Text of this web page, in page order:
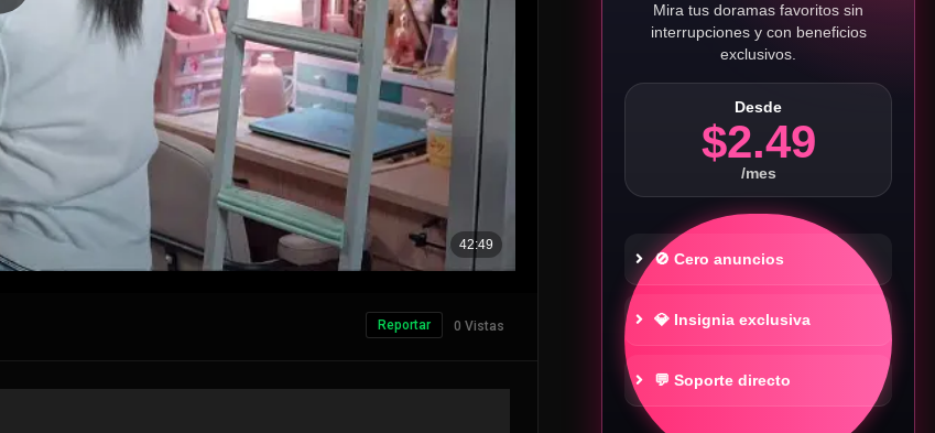
0 Vistas
Reportar
Mira tus doramas favoritos sin
interrupciones y con beneficios
exclusivos.
Desde
$2.49
/mes
🚫 Cero anuncios
💎 Insignia exclusiva
💬 Soporte directo